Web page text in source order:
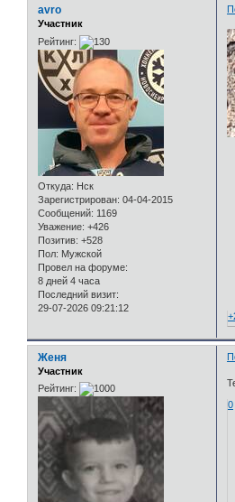
avro
Участник
Рейтинг:
Откуда: Нск
Зарегистрирован: 04-04-2015
Сообщений: 1169
Уважение: +426
Позитив: +528
Пол: Мужской
Провел на форуме:
8 дней 4 часа
Последний визит:
29-07-2026 09:21:12
Женя
Участник
Рейтинг:
0